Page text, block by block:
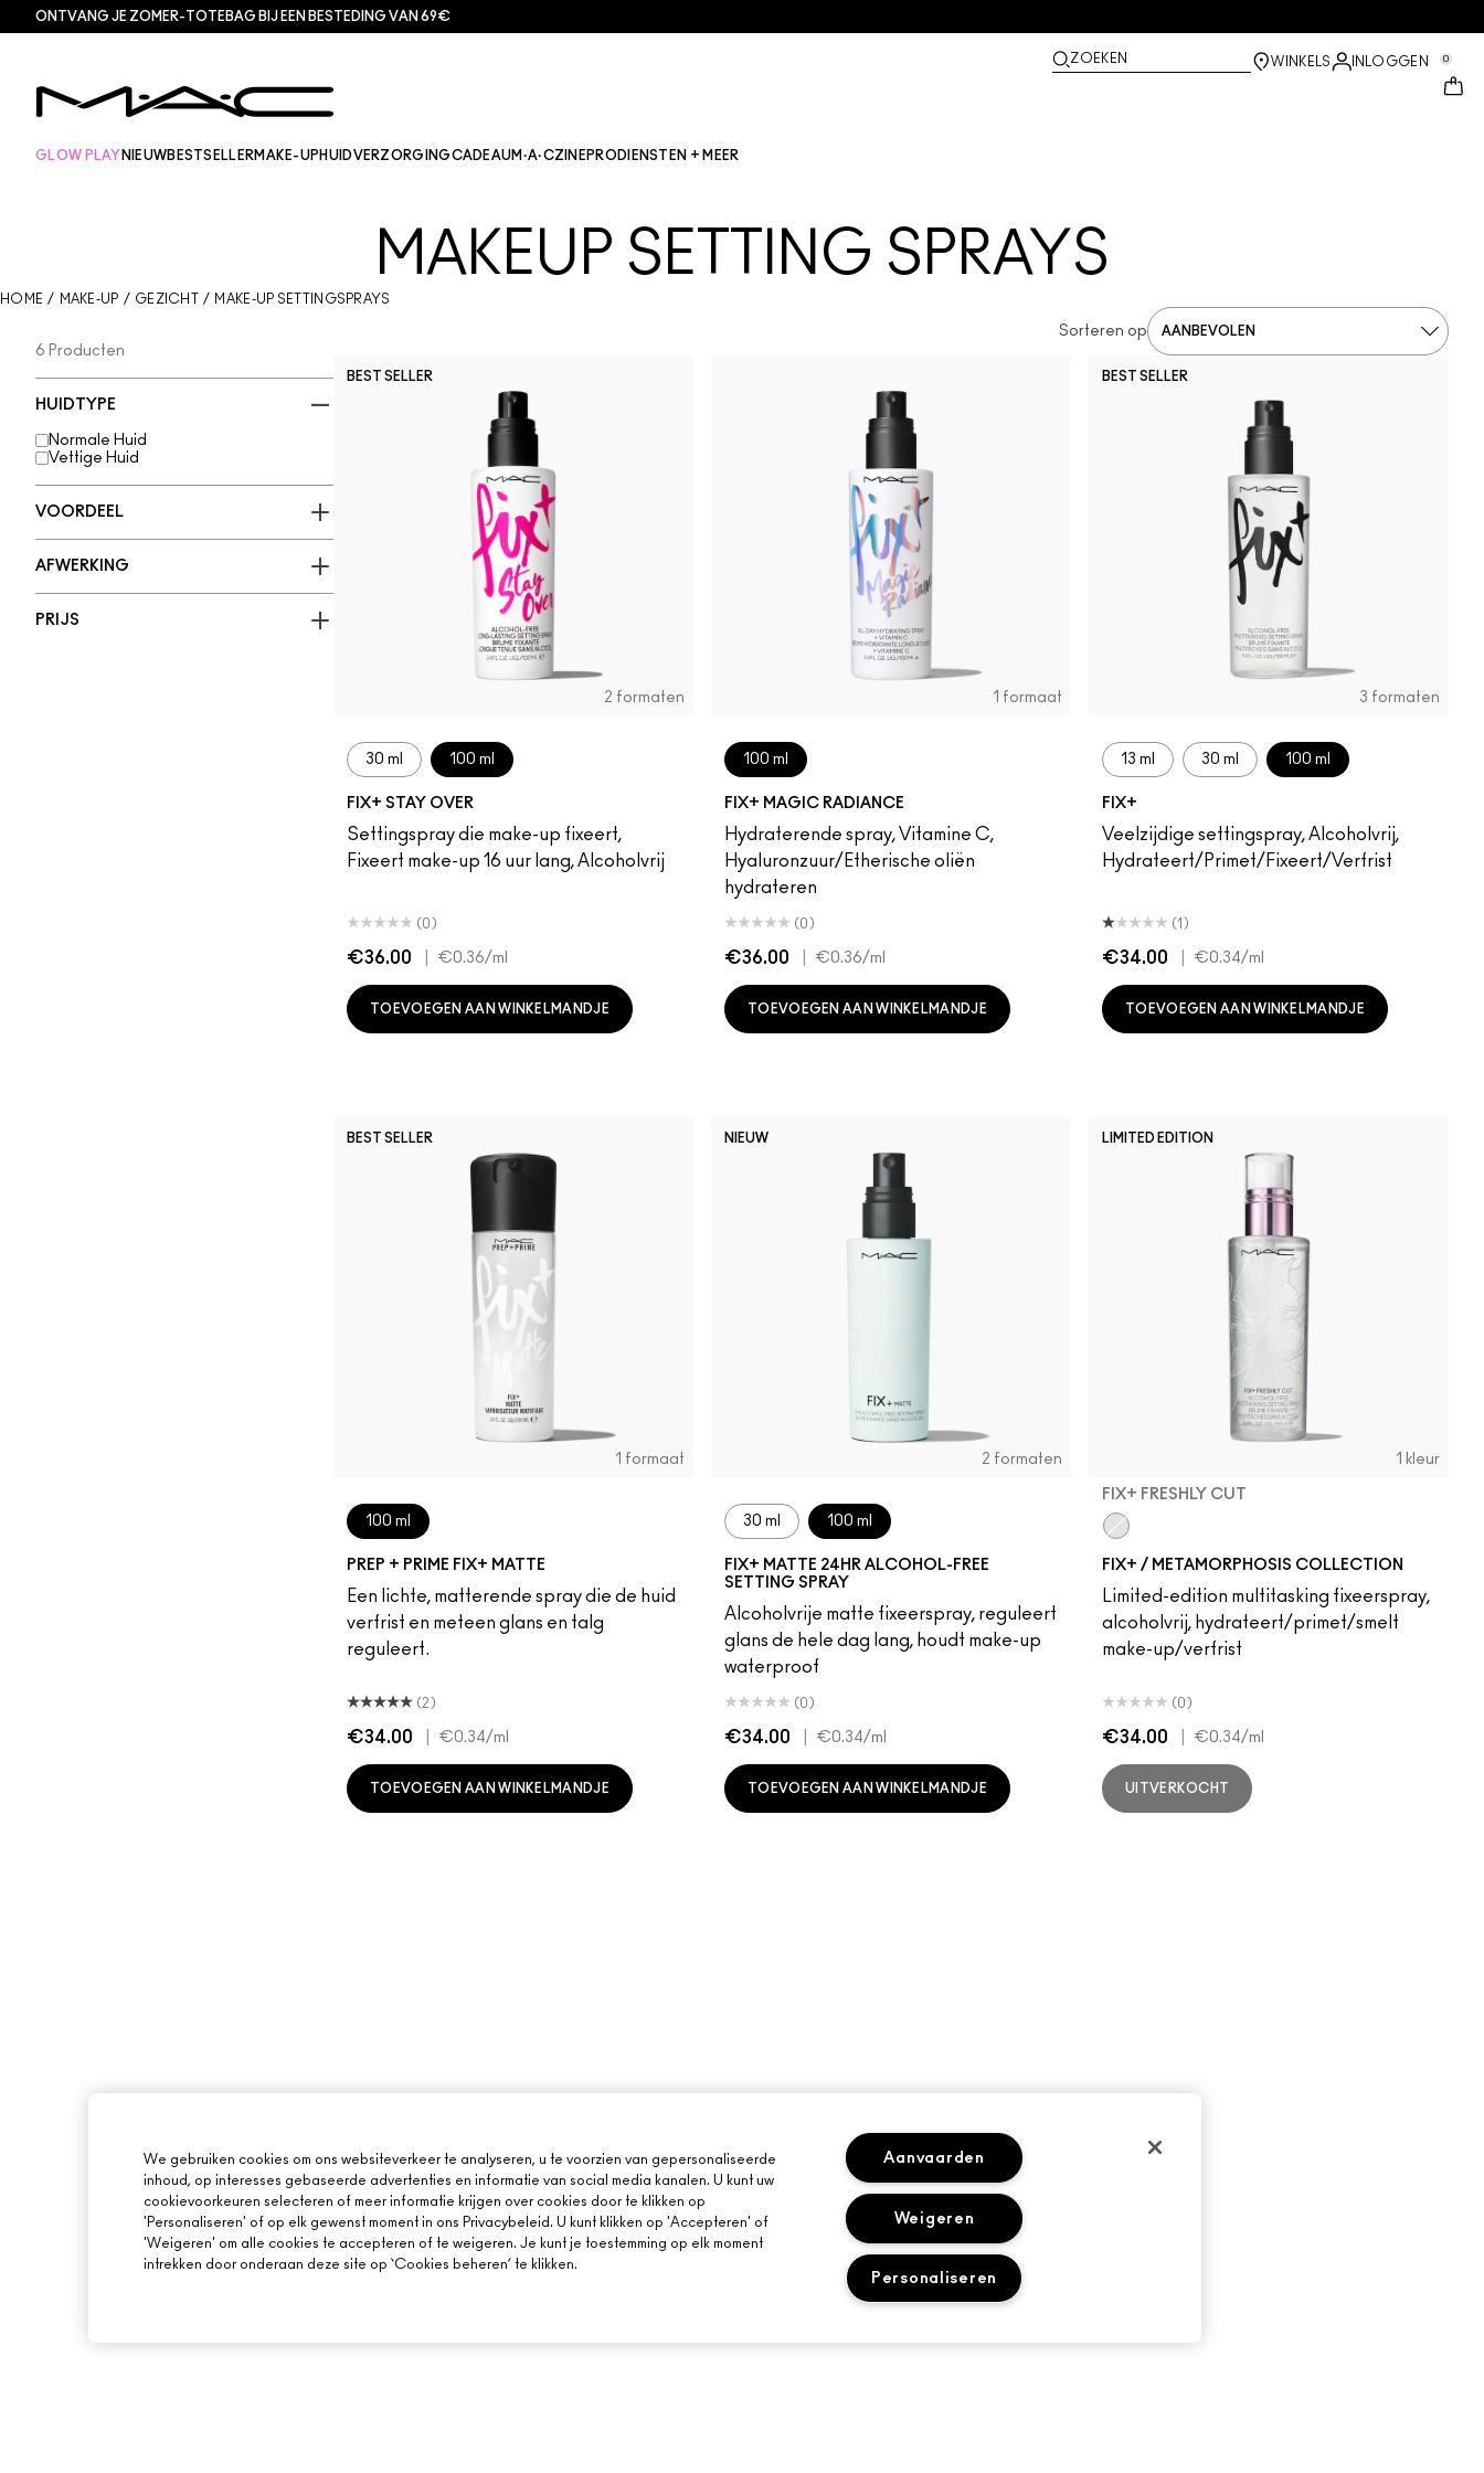
ONTVANG JE ZOMER-TOTEBAG BIJ EEN BESTEDING VAN 69€
ZOEKEN WINKELS INLOGGEN 0
GLOW PLAY NIEUWBESTSELLER MAKE-UP HUIDVERZORGINGCADEAUM·A·CZINE PRO DIENSTEN + MEER
MAKEUP SETTING SPRAYS
HOME / MAKE-UP / GEZICHT / MAKE-UP SETTINGSPRAYS
6 Producten
HUIDTYPE
Normale Huid
Vettige Huid
VOORDEEL
AFWERKING
PRIJS
Sorteren op
BEST SELLER
2 formaten
30 ml 100 ml
FIX+ STAY OVER
Settingspray die make-up fixeert,
Fixeert make-up 16 uur lang, Alcoholvrij
(0)
€36.00 €0.36/ml
TOEVOEGEN AAN WINKELMANDJE
1 formaat
100 ml
FIX+ MAGIC RADIANCE
Hydraterende spray, Vitamine C,
Hyaluronzuur/Etherische oliën
hydrateren
(0)
€36.00 €0.36/ml
TOEVOEGEN AAN WINKELMANDJE
BEST SELLER
3 formaten
13 ml 30 ml 100 ml
FIX+
Veelzijdige settingspray, Alcoholvrij,
Hydrateert/Primet/Fixeert/Verfrist
(1)
€34.00 €0.34/ml
TOEVOEGEN AAN WINKELMANDJE
BEST SELLER
1 formaat
100 ml
PREP + PRIME FIX+ MATTE
Een lichte, matterende spray die de huid
verfrist en meteen glans en talg
reguleert.
(2)
€34.00 €0.34/ml
TOEVOEGEN AAN WINKELMANDJE
NIEUW
2 formaten
30 ml 100 ml
FIX+ MATTE 24HR ALCOHOL-FREE
SETTING SPRAY
Alcoholvrije matte fixeerspray, reguleert
glans de hele dag lang, houdt make-up
waterproof
(0)
€34.00 €0.34/ml
TOEVOEGEN AAN WINKELMANDJE
LIMITED EDITION
1 kleur
FIX+ FRESHLY CUT
FIX+ / METAMORPHOSIS COLLECTION
Limited-edition multitasking fixeerspray,
alcoholvrij, hydrateert/primet/smelt
make-up/verfrist
(0)
€34.00 €0.34/ml
UITVERKOCHT
We gebruiken cookies om ons websiteverkeer te analyseren, u te voorzien van gepersonaliseerde
inhoud, op interesses gebaseerde advertenties en informatie van social media kanalen. U kunt uw
cookievoorkeuren selecteren of meer informatie krijgen over cookies door te klikken op
'Personaliseren' of op elk gewenst moment in ons Privacybeleid. U kunt klikken op 'Accepteren' of
'Weigeren' om alle cookies te accepteren of te weigeren. Je kunt je toestemming op elk moment
intrekken door onderaan deze site op ‘Cookies beheren’ te klikken.
Aanvaarden
Weigeren
Personaliseren